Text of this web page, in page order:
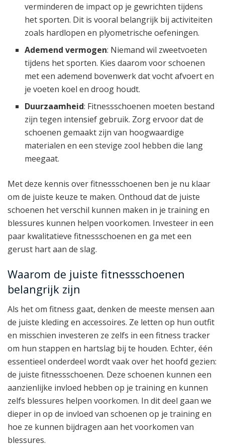
verminderen de impact op je gewrichten tijdens
het sporten. Dit is vooral belangrijk bij activiteiten
zoals hardlopen en plyometrische oefeningen.
Ademend vermogen: Niemand wil zweetvoeten
tijdens het sporten. Kies daarom voor schoenen
met een ademend bovenwerk dat vocht afvoert en
je voeten koel en droog houdt.
Duurzaamheid: Fitnessschoenen moeten bestand
zijn tegen intensief gebruik. Zorg ervoor dat de
schoenen gemaakt zijn van hoogwaardige
materialen en een stevige zool hebben die lang
meegaat.
Met deze kennis over fitnessschoenen ben je nu klaar
om de juiste keuze te maken. Onthoud dat de juiste
schoenen het verschil kunnen maken in je training en
blessures kunnen helpen voorkomen. Investeer in een
paar kwalitatieve fitnessschoenen en ga met een
gerust hart aan de slag.
Waarom de juiste fitnessschoenen
belangrijk zijn
Als het om fitness gaat, denken de meeste mensen aan
de juiste kleding en accessoires. Ze letten op hun outfit
en misschien investeren ze zelfs in een fitness tracker
om hun stappen en hartslag bij te houden. Echter, één
essentieel onderdeel wordt vaak over het hoofd gezien:
de juiste fitnessschoenen. Deze schoenen kunnen een
aanzienlijke invloed hebben op je training en kunnen
zelfs blessures helpen voorkomen. In dit deel gaan we
dieper in op de invloed van schoenen op je training en
hoe ze kunnen bijdragen aan het voorkomen van
blessures.